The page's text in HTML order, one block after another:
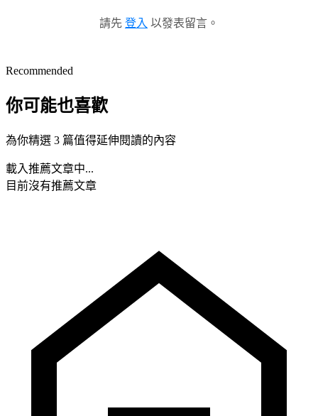
請先 登入 以發表留言。
Recommended
你可能也喜歡
為你精選 3 篇值得延伸閱讀的內容
載入推薦文章中...
目前沒有推薦文章